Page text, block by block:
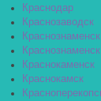
Краснодар
Краснозаводск
Краснокаменск
Краснокамск